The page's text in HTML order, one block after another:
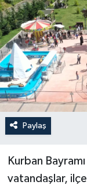
Paylaş
Kurban
vatandaşlar,